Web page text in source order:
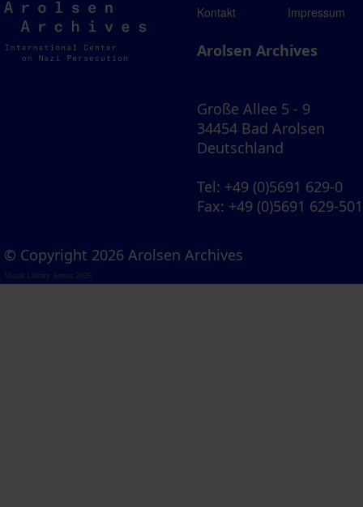
Arolsen
Archives
Kontakt Impressum
Arolsen Archives
Große Allee 5 - 9
34454 Bad Arolsen
Deutschland
Tel: +49 (0)5691 629-0
Fax: +49 (0)5691 629-501
© Copyright 2026 Arolsen Archives
Visual Library Server 2026